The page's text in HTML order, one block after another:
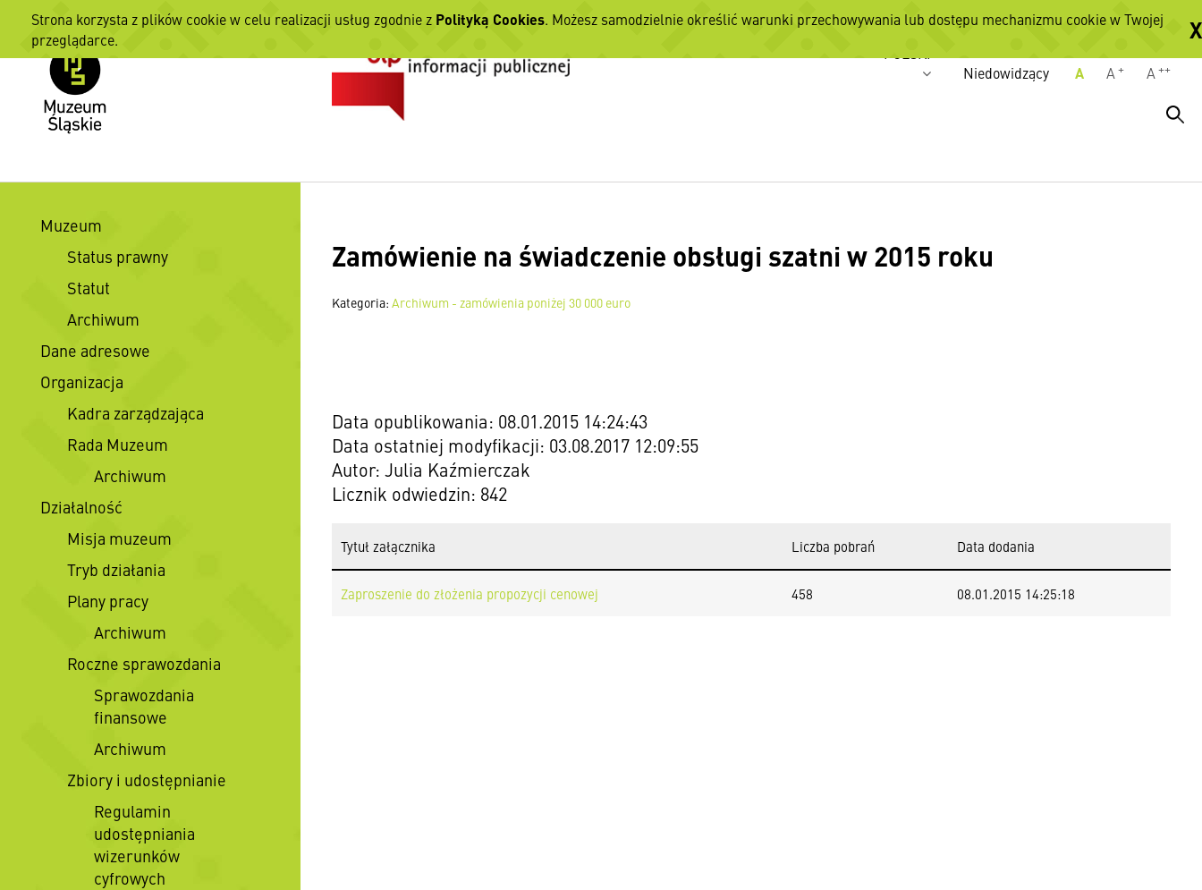
Wersje językowe
Niedowidzący
A A + A ++
Muzeum
Status prawny
Statut
Archiwum
Dane adresowe
Organizacja
Kadra zarządzająca
Rada Muzeum
Archiwum
Działalność
Misja muzeum
Tryb działania
Plany pracy
Archiwum
Roczne sprawozdania
Sprawozdania
finansowe
Archiwum
Zbiory i udostępnianie
Regulamin
udostępniania
wizerunków
cyfrowych
Zamówienie na świadczenie obsługi szatni w 2015 roku
Kategoria: Archiwum - zamówienia poniżej 30 000 euro
Data opublikowania: 08.01.2015 14:24:43
Data ostatniej modyfikacji: 03.08.2017 12:09:55
Autor: Julia Kaźmierczak
Licznik odwiedzin: 842
Tytuł załącznika Liczba pobrań Data dodania
Zaproszenie do złożenia propozycji cenowej 458 08.01.2015 14:25:18
Strona korzysta z plików cookie w celu realizacji usług zgodnie z Polityką Cookies. Możesz samodzielnie określić warunki przechowywania lub dostępu mechanizmu cookie w Twojej
przeglądarce.
X